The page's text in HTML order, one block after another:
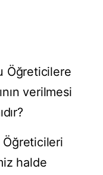
Öğreticilere
verilmesi
halde